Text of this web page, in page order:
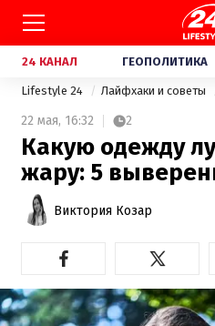
24 КАНАЛ ГЕОПОЛИТИКА
Lifestyle 24 Лайфхаки и советы
22 мая, 16:32 2
Какую одежду
жару: 5
Виктория Козар